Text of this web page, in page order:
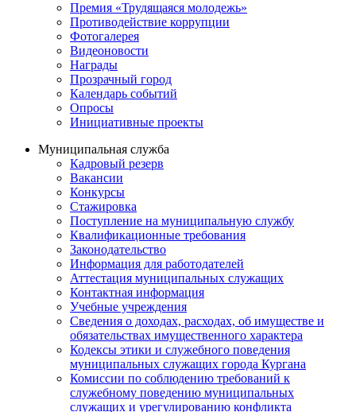
Премия «Трудящаяся молодежь»
Противодействие коррупции
Фотогалерея
Видеоновости
Награды
Прозрачный город
Календарь событий
Опросы
Инициативные проекты
Муниципальная служба
Кадровый резерв
Вакансии
Конкурсы
Стажировка
Поступление на муниципальную службу
Квалификационные требования
Законодательство
Информация для работодателей
Аттестация муниципальных служащих
Контактная информация
Учебные учреждения
Сведения о доходах, расходах, об имуществе и
обязательствах имущественного характера
Кодексы этики и служебного поведения
муниципальных служащих города Кургана
Комиссии по соблюдению требований к
служебному поведению муниципальных
служащих и урегулированию конфликта